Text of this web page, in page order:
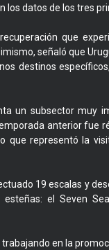
datos de los tres
que
señaló que
destinos
un subsector muy
anterior fue
que representó la
19 escalas y
el Seven
en la